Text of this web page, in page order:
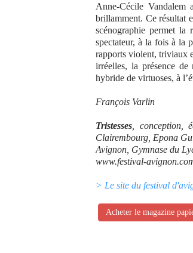
Anne-Cécile
brillamment. Ce résultat
scénographie permet
spectateur, à la fois à la
rapports violent, triviaux
irréelles, la présence
hybride de virtuoses, à
François Varlin
Tristesses , conception,
Clairembourg, Epona
Avignon, Gymnase du
www.festival-
> Le site du festival
Acheter le magazine